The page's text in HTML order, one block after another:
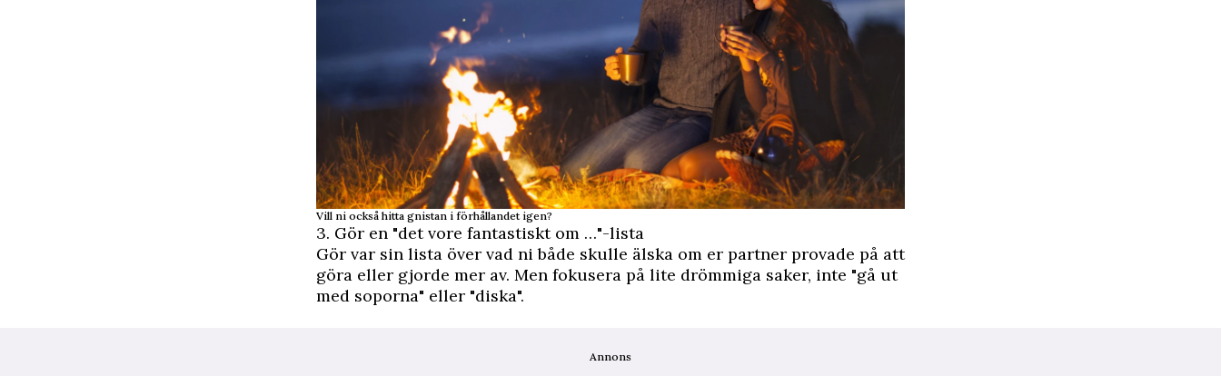
Vill ni också hitta gnistan i förhållandet igen?
3. Gör en "det vore fantastiskt om …"-lista
Gör var sin lista över vad ni både skulle älska om er partner provade på att
göra eller gjorde mer av. Men fokusera på lite drömmiga saker, inte "gå ut
med soporna" eller "diska".
Annons